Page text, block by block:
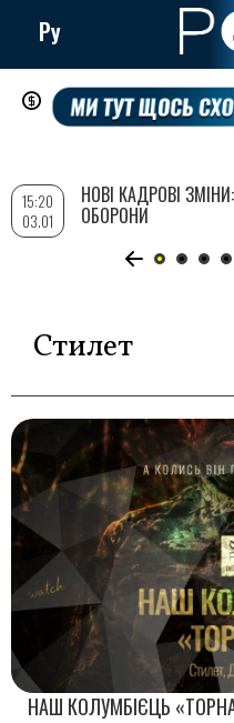
Перейти
до
вмісту
Ру
Стилет
НАШ КОЛУМБІЄЦЬ
15:20
03.01
НОВІ КАДРОВІ
ОБОРОНИ